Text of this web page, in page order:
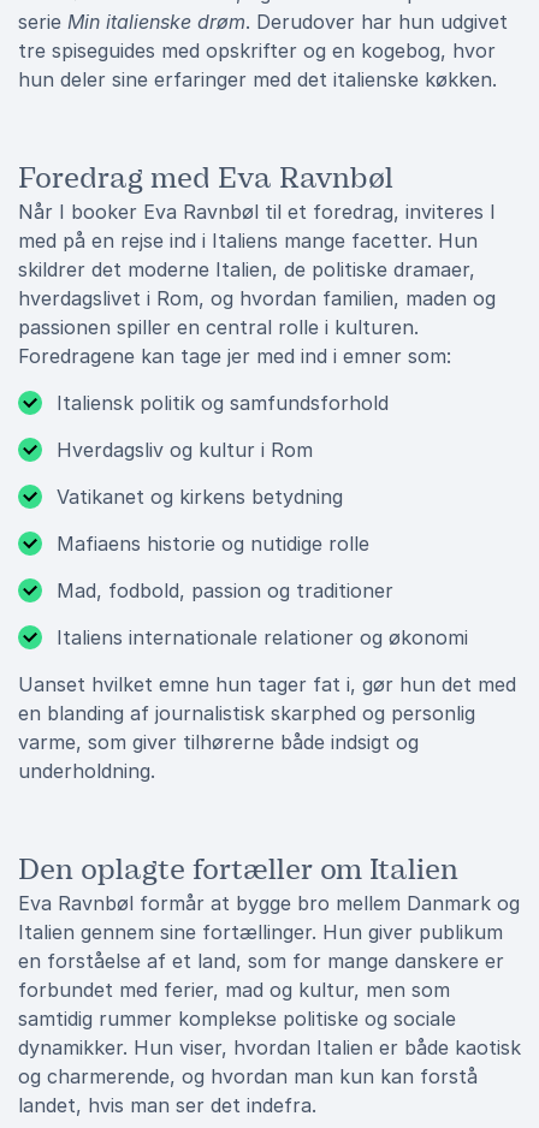
serie Min italienske drøm. Derudover har hun udgivet
tre spiseguides med opskrifter og en kogebog, hvor
hun deler sine erfaringer med det italienske køkken.
Foredrag med Eva Ravnbøl
Når I booker Eva Ravnbøl til et foredrag, inviteres I
med på en rejse ind i Italiens mange facetter. Hun
skildrer det moderne Italien, de politiske dramaer,
hverdagslivet i Rom, og hvordan familien, maden og
passionen spiller en central rolle i kulturen.
Foredragene kan tage jer med ind i emner som:
Italiensk politik og samfundsforhold
Hverdagsliv og kultur i Rom
Vatikanet og kirkens betydning
Mafiaens historie og nutidige rolle
Mad, fodbold, passion og traditioner
Italiens internationale relationer og økonomi
Uanset hvilket emne hun tager fat i, gør hun det med
en blanding af journalistisk skarphed og personlig
varme, som giver tilhørerne både indsigt og
underholdning.
Den oplagte fortæller om Italien
Eva Ravnbøl formår at bygge bro mellem Danmark og
Italien gennem sine fortællinger. Hun giver publikum
en forståelse af et land, som for mange danskere er
forbundet med ferier, mad og kultur, men som
samtidig rummer komplekse politiske og sociale
dynamikker. Hun viser, hvordan Italien er både kaotisk
og charmerende, og hvordan man kun kan forstå
landet, hvis man ser det indefra.